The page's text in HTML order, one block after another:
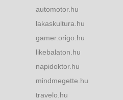
automotor.hu
lakaskultura.hu
gamer.origo.hu
likebalaton.hu
napidoktor.hu
mindmegette.hu
travelo.hu